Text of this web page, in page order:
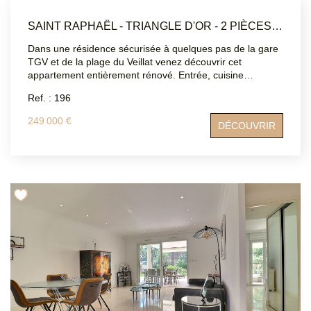
SAINT RAPHAËL - TRIANGLE D'OR - 2 PIÈCES 47 M2
Dans une résidence sécurisée à quelques pas de la gare
TGV et de la plage du Veillat venez découvrir cet
appartement entièrement rénové. Entrée, cuisine
d'eau, WC séparé, deux balcons. Climatisation, double
vitrage, volets électriques . Place de parking en sous
sol,cave. Un véritable tout à pied ! DPE: B Les
informations sur les risques auxquels ce bien est exposé
IMMOBILIER Tel: 04 94 83 19 96 Bernard Loques:
Ref. : 196
249 000 € DÉCOUVRIR